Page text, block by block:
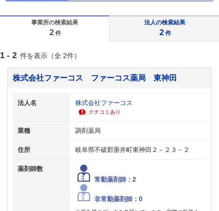
事業所の検索結果
2 件
法人の検索結果
2 件
1 - 2 件を表示（全 2件）
株式会社ファーコス ファーコス薬局 東神田
法人名 株式会社ファーコス
クチコミあり
業種 調剤薬局
住所 岐阜県不破郡垂井町東神田２－２３－２
薬剤師数
常勤薬剤師：2
非常勤薬剤師：0